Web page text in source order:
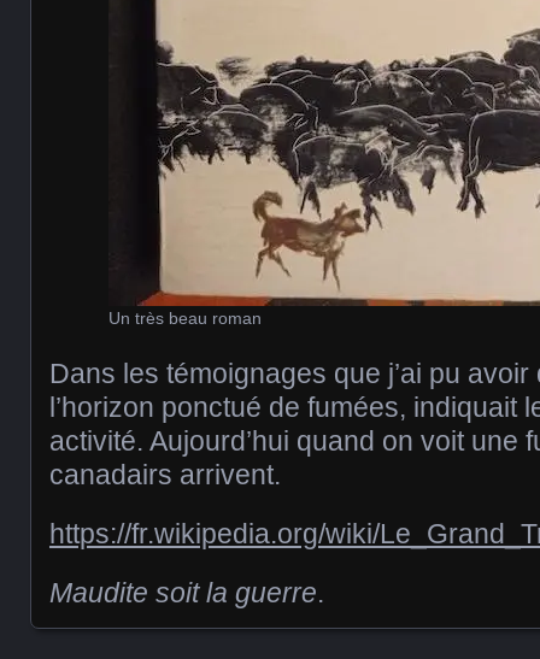
Un très beau roman
Dans les témoignages que j’ai pu
l’horizon ponctué de fumées, indiquait
activité. Aujourd’hui quand on voit une
canadairs arrivent.
https://fr.wikipedia.org/wiki/
Maudite soit la guerre.